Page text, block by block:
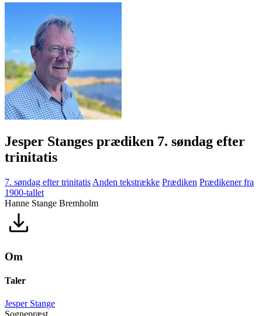
Jesper Stanges prædiken 7. søndag efter
trinitatis
7. søndag efter trinitatis Anden tekstrække Prædiken Prædikener fra
1900-tallet
Hanne Stange Bremholm
Om
Taler
Jesper Stange